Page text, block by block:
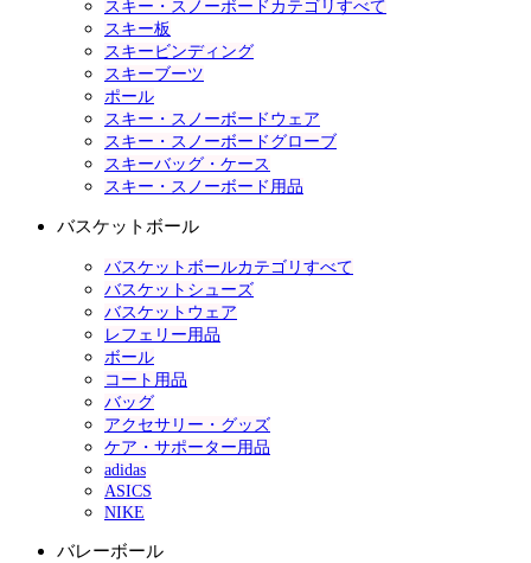
スキー・スノーボードカテゴリすべて
スキー板
スキービンディング
スキーブーツ
ポール
スキー・スノーボードウェア
スキー・スノーボードグローブ
スキーバッグ・ケース
スキー・スノーボード用品
バスケットボール
バスケットボールカテゴリすべて
バスケットシューズ
バスケットウェア
レフェリー用品
ボール
コート用品
バッグ
アクセサリー・グッズ
ケア・サポーター用品
adidas
ASICS
NIKE
バレーボール